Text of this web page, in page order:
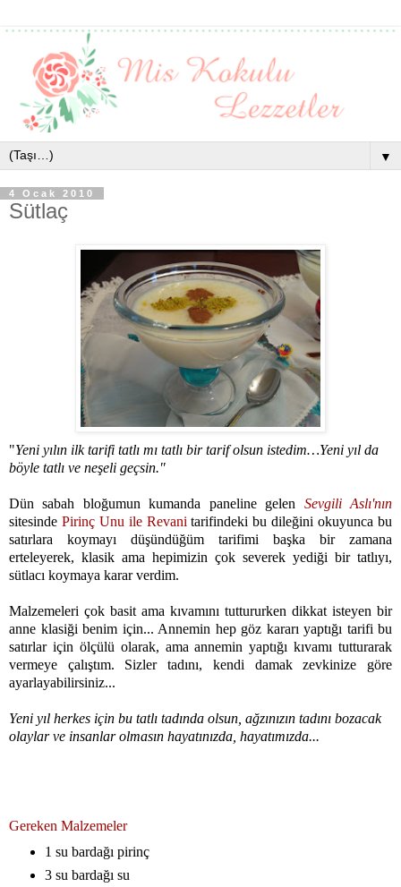
▼
4 Ocak 2010
Sütlaç
"Yeni yılın ilk tarifi tatlı mı tatlı bir tarif olsun istedim…Yeni yıl da
böyle tatlı ve neşeli geçsin."
Dün sabah bloğumun kumanda paneline gelen
Sevgili Aslı'nın
sitesinde Pirinç Unu ile Revani tarifindeki bu dileğini okuyunca bu
satırlara koymayı düşündüğüm tarifimi başka bir zamana
erteleyerek, klasik ama hepimizin çok severek yediği bir tatlıyı,
sütlacı koymaya karar verdim.
Malzemeleri çok basit ama kıvamını tuttururken dikkat isteyen bir
anne klasiği benim için... Annemin hep göz kararı yaptığı tarifi bu
satırlar için ölçülü olarak, ama annemin yaptığı kıvamı tutturarak
vermeye çalıştım. Sizler tadını, kendi damak zevkinize göre
ayarlayabilirsiniz...
Yeni yıl herkes için bu tatlı tadında olsun, ağzınızın tadını bozacak
olaylar ve insanlar olmasın hayatınızda, hayatımızda...
Gereken Malzemeler
1 su bardağı pirinç
3 su bardağı su